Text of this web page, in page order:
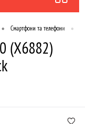
• Смартфони та телефони •
(X6882)